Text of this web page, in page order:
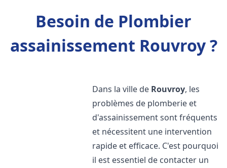
Besoin de Plombier
assainissement Rouvroy ?
Dans la ville de Rouvroy, les
problèmes de plomberie et
d'assainissement sont fréquents
et nécessitent une intervention
rapide et efficace. C'est pourquoi
il est essentiel de contacter un